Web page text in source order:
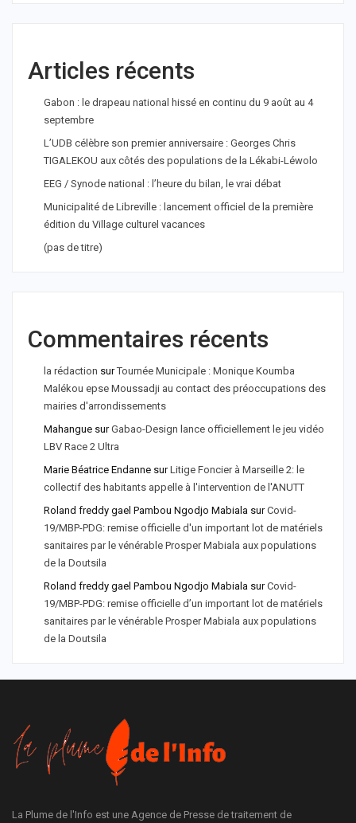
Articles récents
Gabon : le drapeau national hissé en continu du 9 août au 4
septembre
L’UDB célèbre son premier anniversaire : Georges Chris
TIGALEKOU aux côtés des populations de la Lékabi-Léwolo
EEG / Synode national : l’heure du bilan, le vrai débat
Municipalité de Libreville : lancement officiel de la première
édition du Village culturel vacances
(pas de titre)
Commentaires récents
la rédaction surTournée Municipale : Monique Koumba
Malékou epse Moussadji au contact des préoccupations des
mairies d'arrondissements
Mahangue surGabao-Design lance officiellement le jeu vidéo
LBV Race 2 Ultra
Marie Béatrice Endanne surLitige Foncier à Marseille 2: le
collectif des habitants appelle à l'intervention de l'ANUTT
Roland freddy gael Pambou Ngodjo Mabiala surCovid-
19/MBP-PDG: remise officielle d'un important lot de matériels
sanitaires par le vénérable Prosper Mabiala aux populations
de la Doutsila
Roland freddy gael Pambou Ngodjo Mabiala surCovid-
19/MBP-PDG: remise officielle d’un important lot de matériels
sanitaires par le vénérable Prosper Mabiala aux populations
de la Doutsila
La Plume de l'Info est une Agence de Presse de traitement de